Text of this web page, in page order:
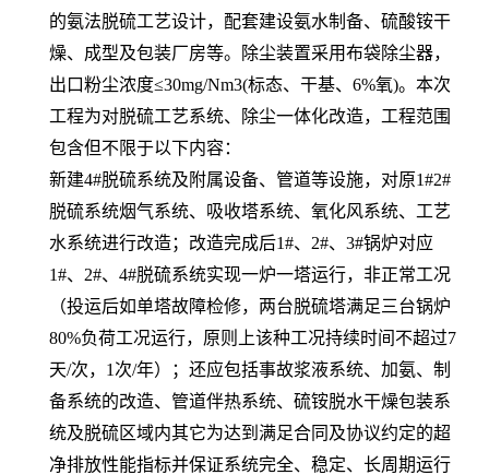
的氨法脱硫工艺设计，配套建设氨水制备、硫酸铵干
燥、成型及包装厂房等。除尘装置采用布袋除尘器，
出口粉尘浓度≤30mg/Nm3(标态、干基、6%氧)。本次
工程为对脱硫工艺系统、除尘一体化改造，工程范围
包含但不限于以下内容：
新建4#脱硫系统及附属设备、管道等设施，对原1#2#
脱硫系统烟气系统、吸收塔系统、氧化风系统、工艺
水系统进行改造；改造完成后1#、2#、3#锅炉对应
1#、2#、4#脱硫系统实现一炉一塔运行，非正常工况
（投运后如单塔故障检修，两台脱硫塔满足三台锅炉
80%负荷工况运行，原则上该种工况持续时间不超过7
天/次，1次/年）；还应包括事故浆液系统、加氨、制
备系统的改造、管道伴热系统、硫铵脱水干燥包装系
统及脱硫区域内其它为达到满足合同及协议约定的超
净排放性能指标并保证系统完全、稳定、长周期运行